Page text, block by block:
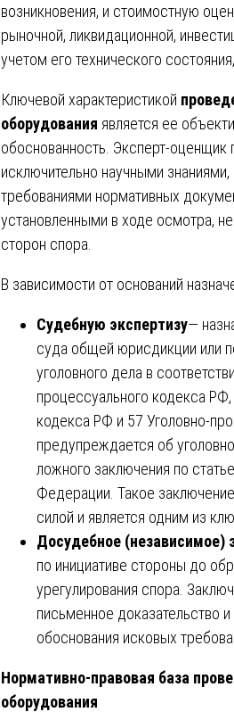
возникновения, и стоимостную
рыночной, ликвидационной,
учетом его технического
Ключевой характеристикой
оборудования является ее
обоснованность. Эксперт-оценщик
исключительно научными
требованиями нормативных
установленными в ходе осмотра,
сторон спора.
В зависимости от оснований
Судебную экспертизу—
суда общей юрисдикции или
уголовного дела в
процессуального кодекса
кодекса РФ и 57 Уголовно-
предупреждается об
ложного заключения по
Федерации. Такое
силой и является одним из
Досудебное (независимое)
по инициативе стороны до
урегулирования спора.
письменное доказательство
обоснования исковых
Нормативно-правовая база
оборудования